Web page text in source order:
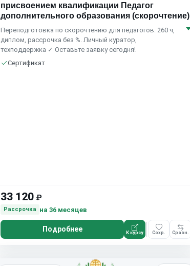
присвоением квалификации Педагог
дополнительного образования (скорочтение)
Переподготовка по скорочтению для педагогов: 260 ч,
диплом, рассрочка без %. Личный куратор,
техподдержка ✓ Оставьте заявку сегодня!
Сертификат
33 120 ₽
Рассрочка на 36 месяцев
Подробнее К курсу Сохр. Сравн.